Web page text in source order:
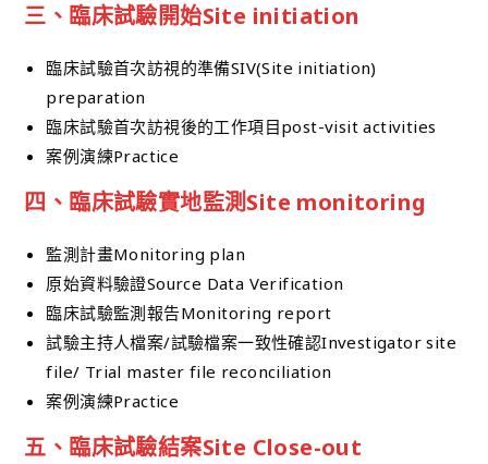
三、臨床試驗開始Site initiation
臨床試驗首次訪視的準備SIV(Site initiation)
preparation
臨床試驗首次訪視後的工作項目post-visit activities
案例演練Practice
四、臨床試驗實地監測Site monitoring
監測計畫Monitoring plan
原始資料驗證Source Data Verification
臨床試驗監測報告Monitoring report
試驗主持人檔案/試驗檔案一致性確認Investigator site
file/ Trial master file reconciliation
案例演練Practice
五、臨床試驗結案Site Close-out